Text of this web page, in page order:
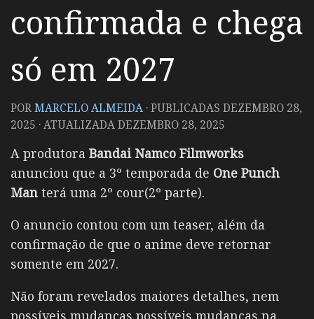
confirmada e chega
só em 2027
PORMARCELO ALMEIDA · PUBLICADAS DEZEMBRO 28,
2025 · ATUALIZADADEZEMBRO 28, 2025
A produtora Bandai Namco Filmworks
anunciou que a 3º temporada de One Punch
Man terá uma 2º cour(2º parte).
O anuncio contou com um teaser, além da
confirmação de que o anime deve retornar
somente em 2027.
Não foram revelados maiores detalhes, nem
possíveis mudanças possíveis mudanças na